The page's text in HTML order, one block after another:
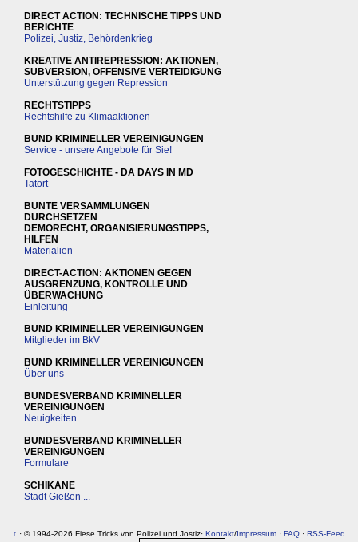
DIRECT ACTION: TECHNISCHE TIPPS UND
BERICHTE
Polizei, Justiz, Behördenkrieg
KREATIVE ANTIREPRESSION: AKTIONEN,
SUBVERSION, OFFENSIVE VERTEIDIGUNG
Unterstützung gegen Repression
RECHTSTIPPS
Rechtshilfe zu Klimaaktionen
BUND KRIMINELLER VEREINIGUNGEN
Service - unsere Angebote für Sie!
FOTOGESCHICHTE - DA DAYS IN MD
Tatort
BUNTE VERSAMMLUNGEN
DURCHSETZEN
DEMORECHT, ORGANISIERUNGSTIPPS,
HILFEN
Materialien
DIRECT-ACTION: AKTIONEN GEGEN
AUSGRENZUNG, KONTROLLE UND
ÜBERWACHUNG
Einleitung
BUND KRIMINELLER VEREINIGUNGEN
Mitglieder im BkV
BUND KRIMINELLER VEREINIGUNGEN
Über uns
BUNDESVERBAND KRIMINELLER
VEREINIGUNGEN
Neuigkeiten
BUNDESVERBAND KRIMINELLER
VEREINIGUNGEN
Formulare
SCHIKANE
Stadt Gießen ...
↑ · © 1994-2026 Fiese Tricks von Polizei und Jostiz· Kontakt/Impressum · FAQ · RSS-Feed